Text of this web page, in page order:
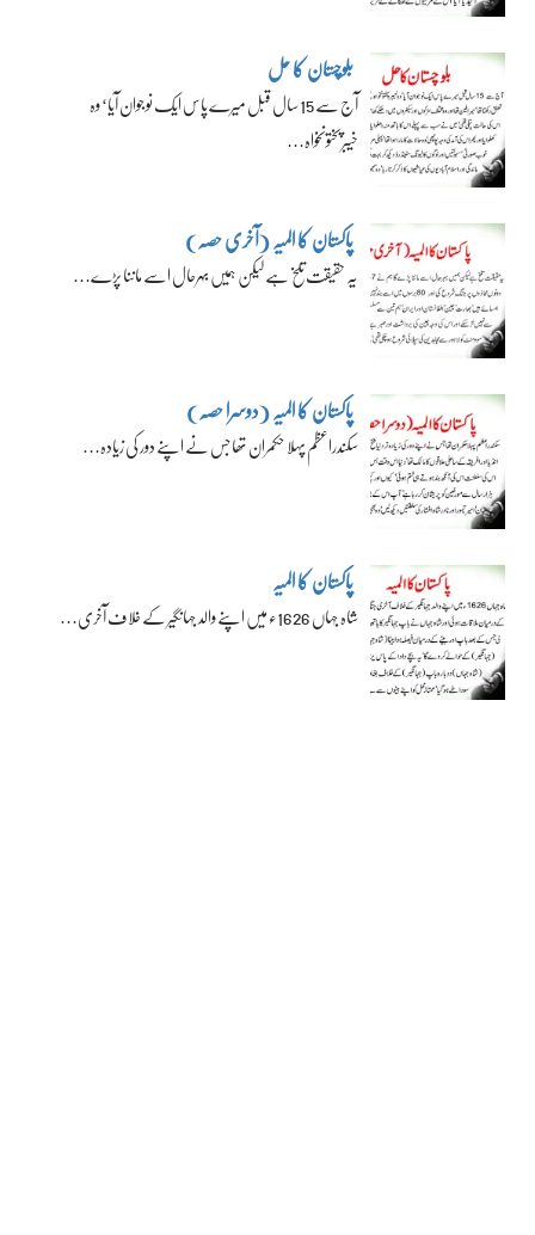
بلوچستان کا حل
آج سے 15 سال قبل میرے پاس ایک نوجوان آیا‘ وہ
خیبرپختونخواہ…
پاکستان کا المیہ (آخری حصہ)
یہ حقیقت تلخ ہے لیکن ہمیں بہرحال اسے ماننا پڑے…
پاکستان کا المیہ (دوسرا حصہ)
سکندراعظم پہلا حکمران تھا جس نے اپنے دور کی زیادہ…
پاکستان کا المیہ
شاہ جہاں 1626ء میں اپنے والد جہانگیر کے خلاف آخری…